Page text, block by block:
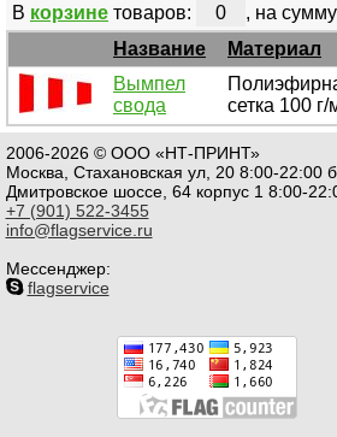
В корзинетоваров: 0 , на сумму
Название
Материал
Вымпел
свода
сетка 100 г/
2006-2026 © ООО «НТ-ПРИНТ»
Москва, Стахановская ул, 20 8:00-22:00
Дмитровское шоссе, 64 корпус 1 8:00-
+7 (901) 522-3455
info@flagservice.ru
Мессенджер:
flagservice